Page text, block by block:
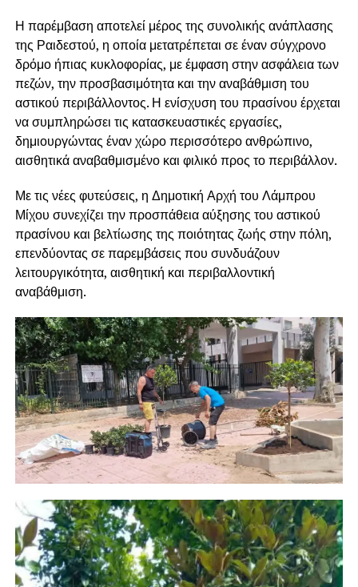
Η παρέμβαση αποτελεί μέρος της συνολικής ανάπλασης
της Ραιδεστού, η οποία μετατρέπεται σε έναν σύγχρονο
δρόμο ήπιας κυκλοφορίας, με έμφαση στην ασφάλεια των
πεζών, την προσβασιμότητα και την αναβάθμιση του
αστικού περιβάλλοντος. Η ενίσχυση του πρασίνου έρχεται
να συμπληρώσει τις κατασκευαστικές εργασίες,
δημιουργώντας έναν χώρο περισσότερο ανθρώπινο,
αισθητικά αναβαθμισμένο και φιλικό προς το περιβάλλον.
Με τις νέες φυτεύσεις, η Δημοτική Αρχή του Λάμπρου
Μίχου συνεχίζει την προσπάθεια αύξησης του αστικού
πρασίνου και βελτίωσης της ποιότητας ζωής στην πόλη,
επενδύοντας σε παρεμβάσεις που συνδυάζουν
λειτουργικότητα, αισθητική και περιβαλλοντική
αναβάθμιση.